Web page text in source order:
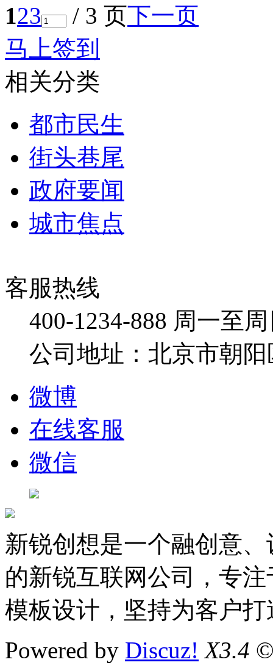
123 / 3 页下一页
马上签到
相关分类
都市民生
街头巷尾
政府要闻
城市焦点
客服热线
400-1234-888 周一至
公司地址：北京市朝
微博
在线客服
微信
新锐创想是一个融创意
的新锐互联网公司，专
模板设计，坚持为客户
Powered by Discuz! X3.4